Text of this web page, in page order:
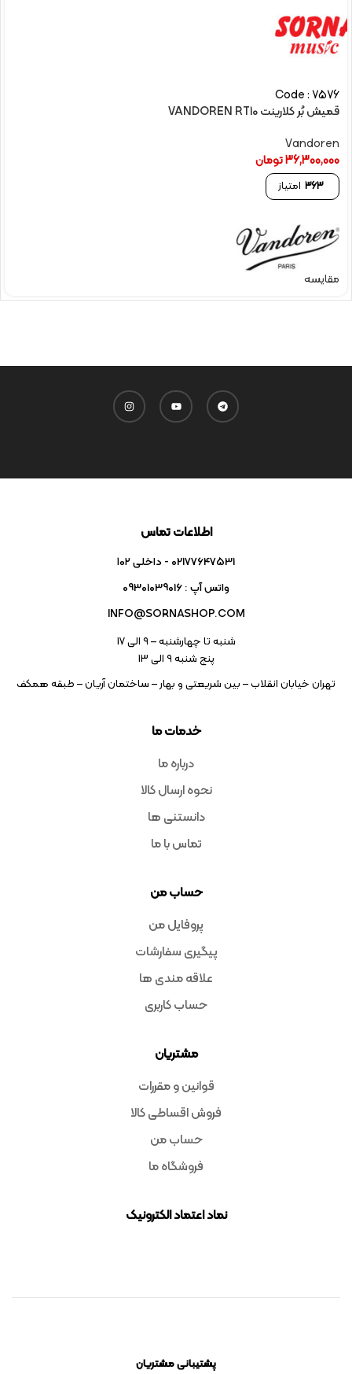
Code : 7576
قمیش بُر کلارينت VANDOREN RT10
Vandoren
36,300,000تومان
363 امتیاز
مقایسه
خدمات ما
درباره ما
نحوه ارسال کالا
دانستنی ها
تماس با ما
حساب من
پروفایل من
پیگیری سفارشات
علاقه مندی ها
حساب کاربری
مشتریان
قوانین و مقررات
فروش اقساطی کالا
حساب من
فروشگاه ما
نماد اعتماد الکترونیک
اطلاعات تماس
02177647531 - داخلی ۱۰۲
واتس آپ : 09301039016
INFO@SORNASHOP.COM
شنبه تا چهارشنبه – ۹ الی 17
پنج شنبه ۹ الی 13
تهران خیابان انقلاب – بین شریعتی و بهار – ساختمان آریان – طبقه همکف
پشتیبانی مشتریان